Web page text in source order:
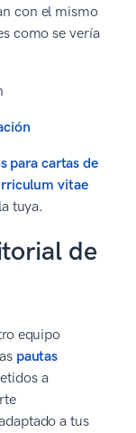
con el mismo
como se vería
para cartas de
vitae
tuya.
de
equipo
pautas
a
a tus